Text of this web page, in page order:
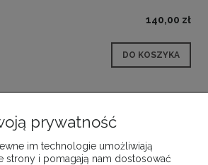
140,00 zł
DO KOSZYKA
POMOC
prywatność
im technologie umożliwiają
strony i pomagają nam dostosować